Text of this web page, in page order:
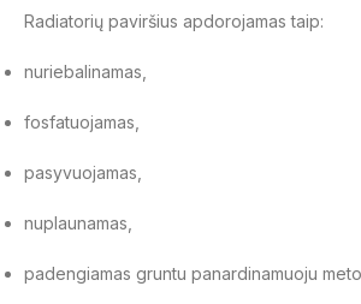
Radiatorių paviršius apdorojamas taip:
nuriebalinamas,
fosfatuojamas,
pasyvuojamas,
nuplaunamas,
padengiamas gruntu panardinamuoju